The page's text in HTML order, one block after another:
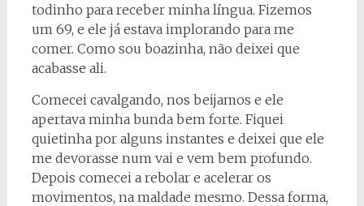
todinho para receber minha língua. Fizemos
um 69, e ele já estava implorando para me
comer. Como sou boazinha, não deixei que
acabasse ali.
Comecei cavalgando, nos beijamos e ele
apertava minha bunda bem forte. Fiquei
quietinha por alguns instantes e deixei que ele
me devorasse num vai e vem bem profundo.
Depois comecei a rebolar e acelerar os
movimentos, na maldade mesmo. Dessa forma,